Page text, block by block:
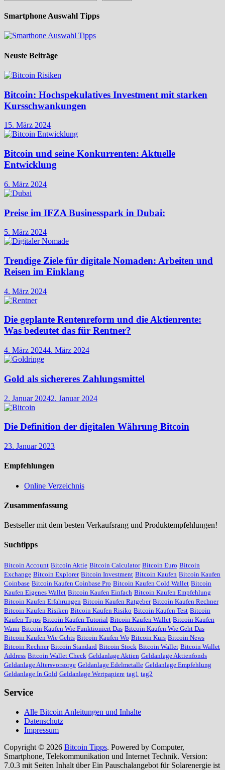
Smartphone Auswahl Tipps
Neuste Beiträge
Bitcoin: Hochspekulatives Investment mit starken
Kursschwankungen
15. März 2024
Bitcoin und seine Konkurrenten: Aktuelle
Entwicklung
6. März 2024
Preise im IFZA Businesspark in Dubai:
5. März 2024
Trendige Ziele für digitale Nomaden: Arbeiten und
Reisen im Einklang
4. März 2024
Die geplante Rentenreform und die Aktienrente:
Was bedeutet das für Rentner?
4. März 20244. März 2024
Gold als sichereres Zahlungsmittel
2. Januar 20242. Januar 2024
Die Definition der digitalen Währung Bitcoin
23. Januar 2023
Empfehlungen
Online Verzeichnis
Zusammenfassung
Bestseller mit dem besten Verkaufsrang und Produktempfehlungen!
Suchtipps
Bitcoin Account Bitcoin Aktie Bitcoin Calculator Bitcoin Euro Bitcoin
Exchange Bitcoin Explorer Bitcoin Investment Bitcoin Kaufen Bitcoin Kaufen
Coinbase Bitcoin Kaufen Coinbase Pro Bitcoin Kaufen Cold Wallet Bitcoin
Kaufen Eigenes Wallet Bitcoin Kaufen Einfach Bitcoin Kaufen Empfehlung
Bitcoin Kaufen Erfahrungen Bitcoin Kaufen Ratgeber Bitcoin Kaufen Rechner
Bitcoin Kaufen Risiken Bitcoin Kaufen Risiko Bitcoin Kaufen Test Bitcoin
Kaufen Tipps Bitcoin Kaufen Tutorial Bitcoin Kaufen Wallet Bitcoin Kaufen
Wann Bitcoin Kaufen Wie Funktioniert Das Bitcoin Kaufen Wie Geht Das
Bitcoin Kaufen Wie Gehts Bitcoin Kaufen Wo Bitcoin Kurs Bitcoin News
Bitcoin Rechner Bitcoin Standard Bitcoin Stock Bitcoin Wallet Bitcoin Wallet
Address Bitcoin Wallet Check Geldanlage Aktien Geldanlage Aktienfonds
Geldanlage Altersvorsorge Geldanlage Edelmetalle Geldanlage Empfehlung
Geldanlage In Gold Geldanlage Wertpapiere tag1 tag2
Service
Alle Bitcoin Anleitungen und Inhalte
Datenschutz
Impressum
Copyright © 2026 Bitcoin Tipps. Powered by Computer,
Smartphone, Telekommunikation und Internet Technik. Version:
7.0.3 mit Seiten Inhalt über Ein Pauschalangebot für Solarenergie ist